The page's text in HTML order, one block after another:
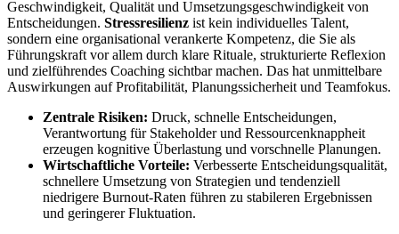
Geschwindigkeit, Qualität und Umsetzungsgeschwindigkeit von
Entscheidungen. Stressresilienz ist kein individuelles Talent,
sondern eine organisational verankerte Kompetenz, die Sie als
Führungskraft vor allem durch klare Rituale, strukturierte Reflexion
und zielführendes Coaching sichtbar machen. Das hat unmittelbare
Auswirkungen auf Profitabilität, Planungssicherheit und Teamfokus.
Zentrale Risiken: Druck, schnelle Entscheidungen,
Verantwortung für Stakeholder und Ressourcenknappheit
erzeugen kognitive Überlastung und vorschnelle Planungen.
Wirtschaftliche Vorteile: Verbesserte Entscheidungsqualität,
schnellere Umsetzung von Strategien und tendenziell
niedrigere Burnout-Raten führen zu stabileren Ergebnissen
und geringerer Fluktuation.